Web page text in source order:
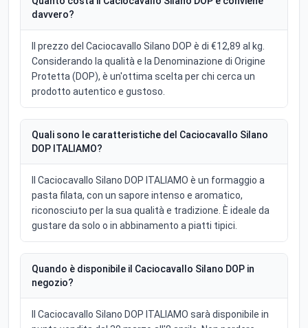
davvero?
Il prezzo del Caciocavallo Silano DOP è di €12,89 al kg.
Considerando la qualità e la Denominazione di Origine
Protetta (DOP), è un'ottima scelta per chi cerca un
prodotto autentico e gustoso.
Quali sono le caratteristiche del Caciocavallo Silano
DOP ITALIAMO?
Il Caciocavallo Silano DOP ITALIAMO è un formaggio a
pasta filata, con un sapore intenso e aromatico,
riconosciuto per la sua qualità e tradizione. È ideale da
gustare da solo o in abbinamento a piatti tipici.
Quando è disponibile il Caciocavallo Silano DOP in
negozio?
Il Caciocavallo Silano DOP ITALIAMO sarà disponibile in